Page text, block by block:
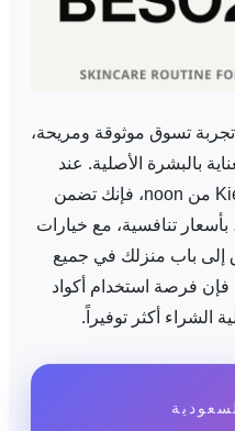
تسوق موثوقة ومريحة،
بالبشرة الأصلية. عند
شراء Kiehl's Ultra Facial Cream من noon، فإنك تضمن
على منتج أصلي 100%، بأسعار تنافسية، مع خيارات
إلى باب منزلك في جميع
فإن فرصة استخدام أكواد
الشراء أكثر توفيراً.